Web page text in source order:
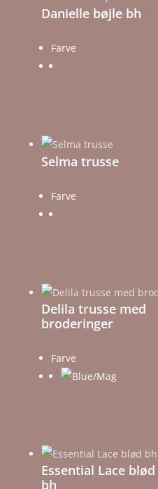
Danielle bøjle bh
Farve
Selma trusse
Farve
Delila trusse med
broderinger
Farve
Essential Lace blød
bh